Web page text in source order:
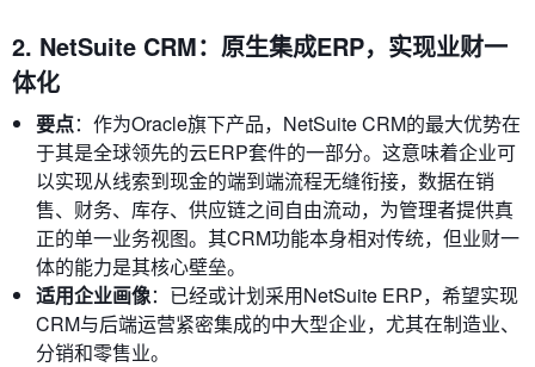
2. NetSuite CRM：原生集成ERP，实现业财一
体化
要点：作为Oracle旗下产品，NetSuite CRM的最大优势在
于其是全球领先的云ERP套件的一部分。这意味着企业可
以实现从线索到现金的端到端流程无缝衔接，数据在销
售、财务、库存、供应链之间自由流动，为管理者提供真
正的单一业务视图。其CRM功能本身相对传统，但业财一
体的能力是其核心壁垒。
适用企业画像：已经或计划采用NetSuite ERP，希望实现
CRM与后端运营紧密集成的中大型企业，尤其在制造业、
分销和零售业。